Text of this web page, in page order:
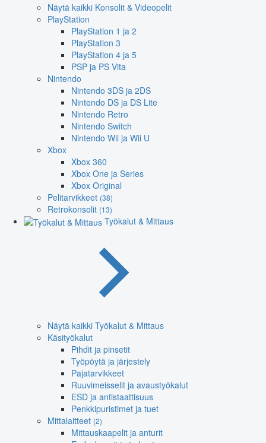
Näytä kaikki Konsolit & Videopelit
PlayStation
PlayStation 1 ja 2
PlayStation 3
PlayStation 4 ja 5
PSP ja PS Vita
Nintendo
Nintendo 3DS ja 2DS
Nintendo DS ja DS Lite
Nintendo Retro
Nintendo Switch
Nintendo Wii ja Wii U
Xbox
Xbox 360
Xbox One ja Series
Xbox Original
Pelitarvikkeet (38)
Retrokonsolit (13)
Työkalut & Mittaus
Näytä kaikki Työkalut & Mittaus
Käsityökalut
Pihdit ja pinsetit
Työpöytä ja järjestely
Pajatarvikkeet
Ruuvimeisselit ja avaustyökalut
ESD ja antistaattisuus
Penkkipuristimet ja tuet
Mittalaitteet (2)
Mittauskaapelit ja anturit